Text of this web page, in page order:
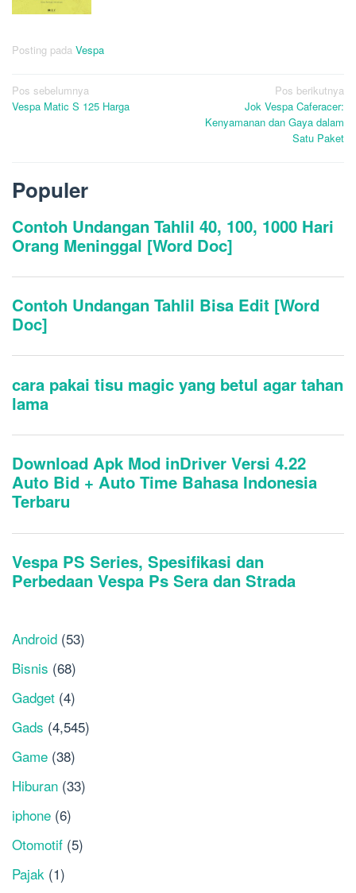
Posting pada Vespa
Navigasi
pos
Pos sebelumnya
Vespa Matic S 125 Harga
Pos berikutnya
Jok Vespa Caferacer:
Kenyamanan dan Gaya dalam
Satu Paket
Populer
Android (53)
Bisnis (68)
Gadget (4)
Gads (4,545)
Game (38)
Hiburan (33)
iphone (6)
Otomotif (5)
Pajak (1)